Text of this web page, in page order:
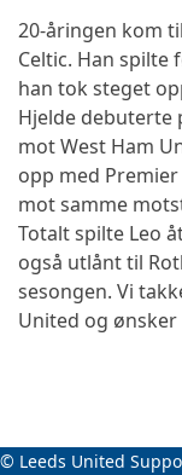
20-åringen kom
Celtic. Han spilte
han tok steget
Hjelde debuterte
mot West Ham
opp med
mot samme
Totalt spilte Leo
også utlånt til
sesongen. Vi
United og
© Leeds United